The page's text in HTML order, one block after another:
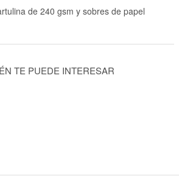
de 240 gsm y sobres de papel
TE PUEDE INTERESAR